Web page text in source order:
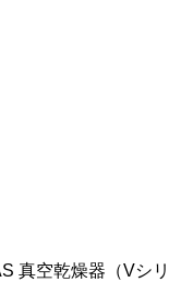
真空乾燥器（Vシ